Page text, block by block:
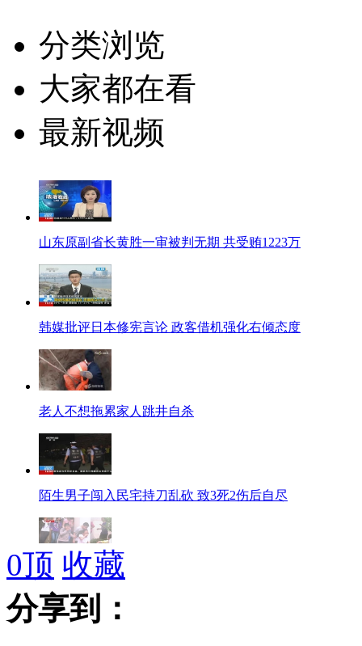
分类浏览
大家都在看
最新视频
山东原副省长黄胜一审被判无期 共受贿1223万
韩媒批评日本修宪言论 政客借机强化右倾态度
老人不想拖累家人跳井自杀
陌生男子闯入民宅持刀乱砍 致3死2伤后自尽
武汉小学消防逃生演习 登上101米消防云梯
0顶 收藏
分享到：